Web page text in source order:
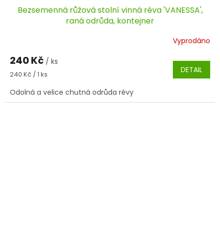
Bezsemenná růžová stolní vinná réva 'VANESSA',
raná odrůda, kontejner
Vyprodáno
240 Kč / ks
Měrná
240 Kč / 1 ks DETAIL
Odolná a velice chutná odrůda révy